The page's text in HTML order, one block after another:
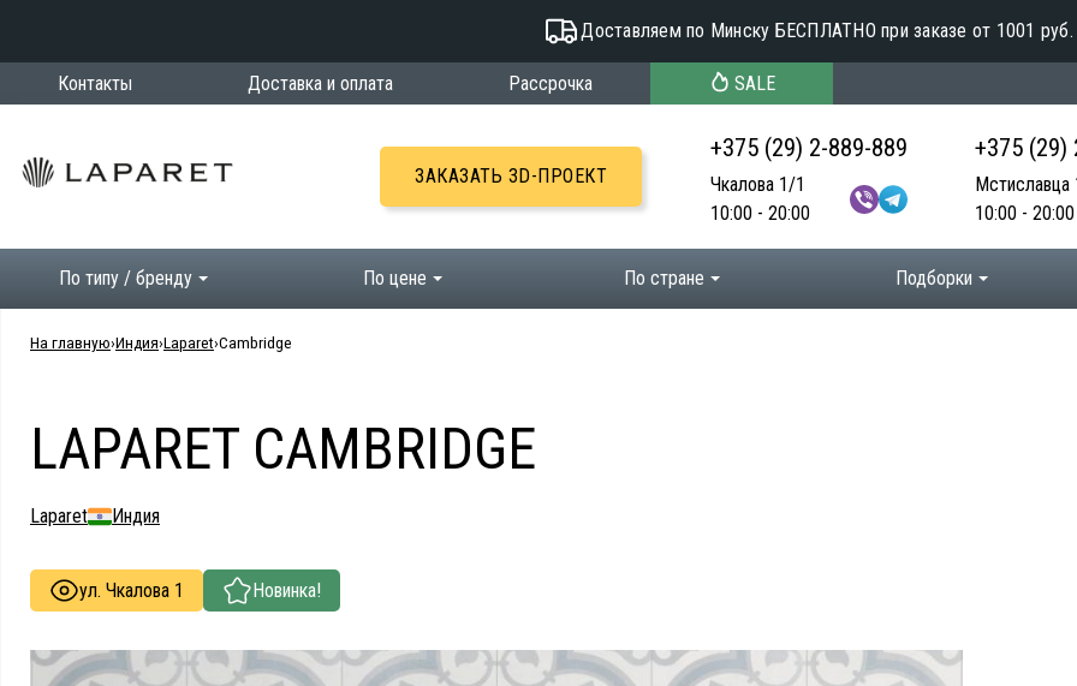
Доставляем по Минску БЕСПЛАТНО при заказе от 1001 руб.
Контакты Доставка и оплата Рассрочка SALE
ЗАКАЗАТЬ 3D-ПРОЕКТ
+375 (29) 2-889-889
Чкалова 1/1
10:00 - 20:00
+375 (29)
Мстиславца
10:00 - 20:00
По типу / бренду По цене По стране Подборки
На главную Индия Laparet Cambridge
LAPARET CAMBRIDGE
Laparet Индия
ул. Чкалова 1 Новинка!